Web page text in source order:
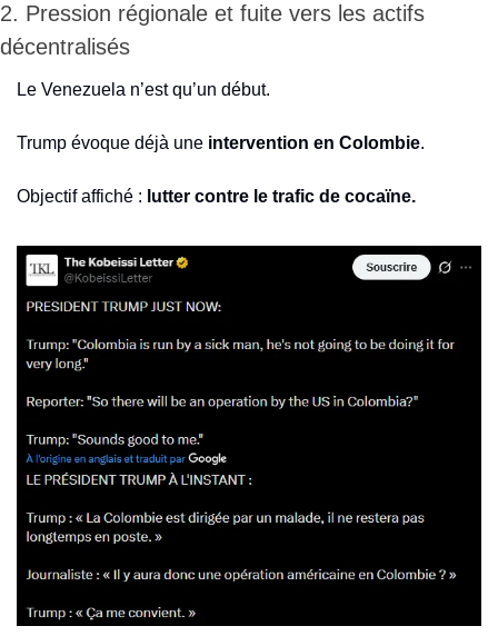
2. Pression régionale et fuite vers les actifs
décentralisés
Le Venezuela n’est qu’un début.
Trump évoque déjà une intervention en Colombie.
Objectif affiché : lutter contre le trafic de cocaïne.